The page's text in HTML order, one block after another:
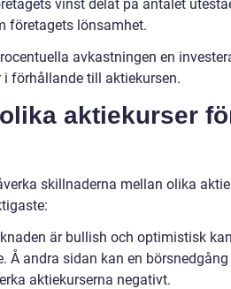
vinst delat på antalet
företagets lönsamhet.
avkastningen en
förhållande till aktiekursen.
aktiekurser
skillnaderna mellan olika
är bullish och optimistisk
Å andra sidan kan en börsnedgång
aktiekurserna negativt.